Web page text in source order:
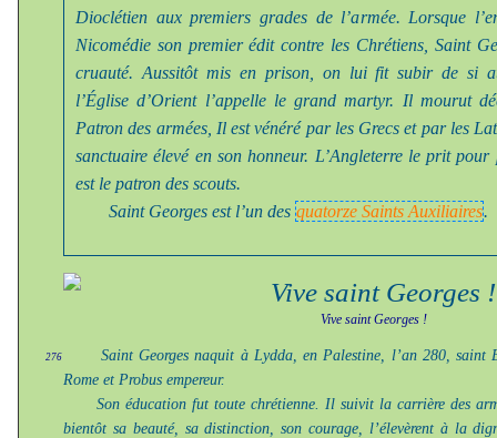
Dioclétien aux premiers grades de l’armée. Lorsque
Nicomédie son premier édit contre les Chrétiens, Saint
cruauté. Aussitôt mis en prison, on lui fit subir de si
l’Église d’Orient l’appelle le grand martyr. Il mourut
Patron des armées, Il est vénéré par les Grecs et par les
sanctuaire élevé en son honneur. L’Angleterre le prit
est le patron des scouts.
Saint Georges est l’un des quatorze Saints Auxiliaires.
Vive saint Georges !
276
Saint Georges naquit à Lydda, en Palestine, l’an 280, saint
Rome et Probus empereur.
Son éducation fut toute chrétienne. Il suivit la carrière des
bientôt sa beauté, sa distinction, son courage, l’élevèrent à la